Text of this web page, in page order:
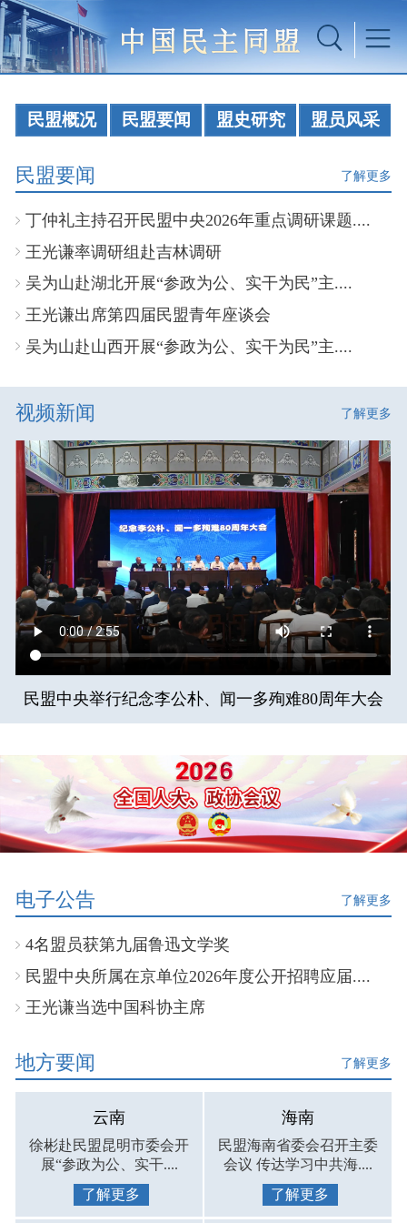
民盟概况 民盟要闻 盟史研究 盟员风采
民盟要闻 了解更多
丁仲礼主持召开民盟中央2026年重点调研课题....
王光谦率调研组赴吉林调研
吴为山赴湖北开展“参政为公、实干为民”主....
王光谦出席第四届民盟青年座谈会
吴为山赴山西开展“参政为公、实干为民”主....
视频新闻 了解更多
民盟中央举行纪念李公朴、闻一多殉难80周年大会
电子公告 了解更多
4名盟员获第九届鲁迅文学奖
民盟中央所属在京单位2026年度公开招聘应届....
王光谦当选中国科协主席
地方要闻 了解更多
云南
徐彬赴民盟昆明市委会开
展“参政为公、实干....
了解更多
海南
民盟海南省委会召开主委
会议 传达学习中共海....
了解更多